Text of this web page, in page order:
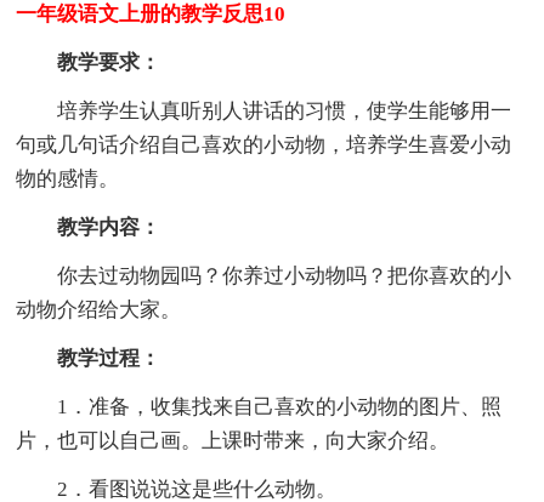
一年级语文上册的教学反思10
教学要求：
培养学生认真听别人讲话的习惯，使学生能够用一
句或几句话介绍自己喜欢的小动物，培养学生喜爱小动
物的感情。
教学内容：
你去过动物园吗？你养过小动物吗？把你喜欢的小
动物介绍给大家。
教学过程：
1．准备，收集找来自己喜欢的小动物的图片、照
片，也可以自己画。上课时带来，向大家介绍。
2．看图说说这是些什么动物。